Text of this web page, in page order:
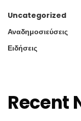
Uncategorized
Αναδημοσιεύσεις
Ειδήσεις
Recent